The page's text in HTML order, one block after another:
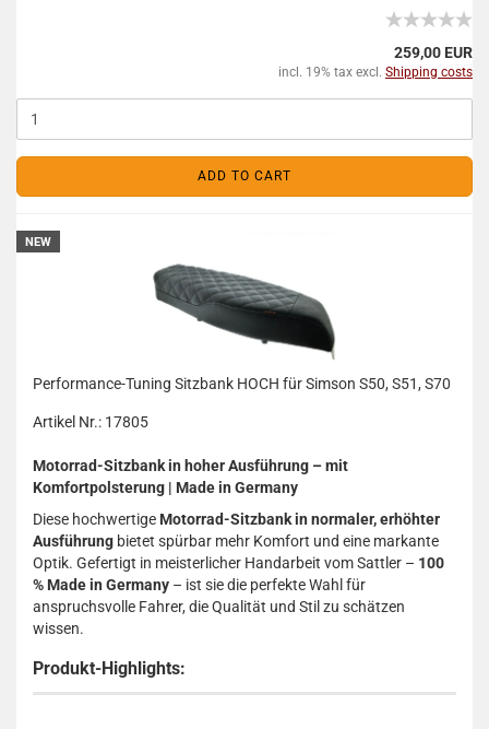
259,00 EUR
incl. 19% tax excl. Shipping costs
ADD TO CART
NEW
Performance-Tuning Sitzbank HOCH für Simson S50, S51, S70
Artikel Nr.: 17805
Motorrad-Sitzbank in hoher Ausführung – mit
Komfortpolsterung | Made in Germany
Diese hochwertige Motorrad-Sitzbank in normaler, erhöhter
Ausführung bietet spürbar mehr Komfort und eine markante
Optik. Gefertigt in meisterlicher Handarbeit vom Sattler – 100
% Made in Germany – ist sie die perfekte Wahl für
anspruchsvolle Fahrer, die Qualität und Stil zu schätzen
wissen.
Produkt-Highlights: